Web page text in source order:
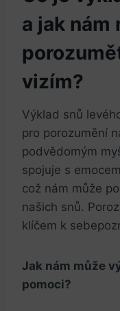
a jak nám
vizím?
Výklad snů
pro porozumění
podvědomým
spojuje s
což nám může
našich snů.
klíčem k
Jak nám může
pomoci?